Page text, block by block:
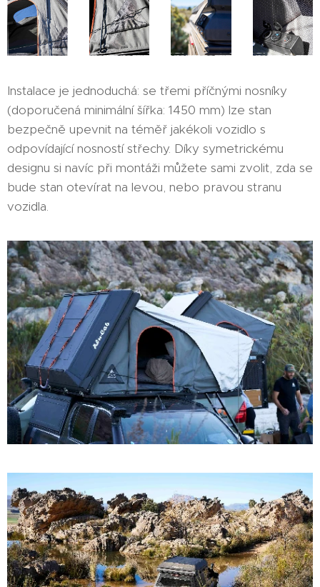
Instalace je jednoduchá: se třemi příčnými nosníky
(doporučená minimální šířka: 1450 mm) lze stan
bezpečně upevnit na téměř jakékoli vozidlo s
odpovídající nosností střechy. Díky symetrickému
designu si navíc při montáži můžete sami zvolit, zda se
bude stan otevírat na levou, nebo pravou stranu
vozidla.